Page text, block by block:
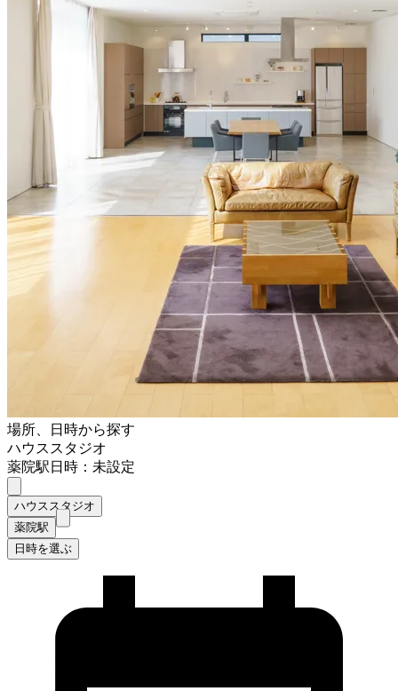
場所、日時から探す
ハウススタジオ
薬院駅日時：未設定
ハウススタジオ
薬院駅
日時を選ぶ